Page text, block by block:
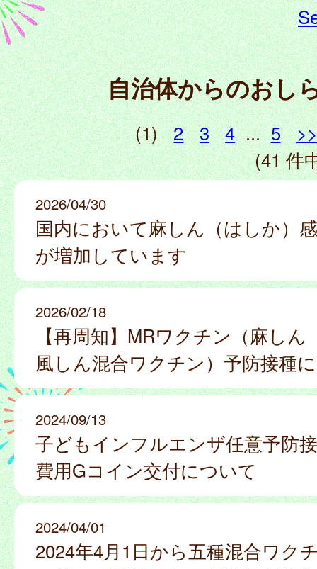
自治体からのおし
(1) 2 3 4 ... 5
>>
(41 件
2026/04/30
国内において麻しん（はしか）
が増加しています
2026/02/18
【再周知】MRワクチン（麻しん
風しん混合ワクチン）予防接種
2024/09/13
子どもインフルエンザ任意予防
費用Gコイン交付について
2024/04/01
2024年4月1日から五種混合ワク